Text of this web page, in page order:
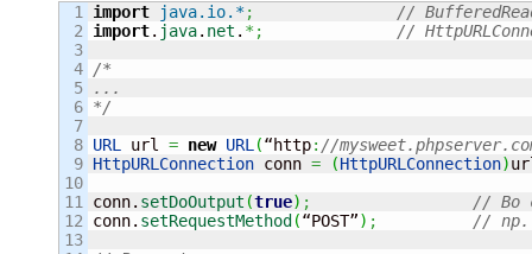
1
2
3
4
5
6
7
8
9
10
11
12
13
import java.io.*;
//
import. java. net . *;
//
/*
...
*/
URL
url = new URL (“http: //
HttpURLConnection conn = (HttpURLConnection)
conn. setDoOutput (true) ;
// Bo
conn. setRequestMethod(“POST”) ;
// np.